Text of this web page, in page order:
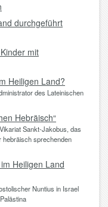
durchgeführt
mit
Heiligen Land?
des Lateinischen
Hebräisch“
Sankt-Jakobus, das
hebräisch sprechenden
Heiligen Land
Nuntius in Israel